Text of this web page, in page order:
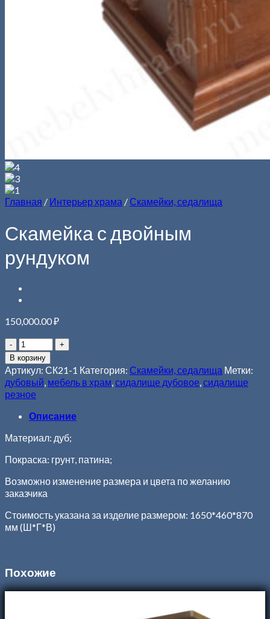
Главная / Интерьер храма / Скамейки, седалища
Скамейка с двойным
рундуком
150,000.00₽
В корзину
Артикул: СК21-1 Категория: Скамейки, седалища Метки:
дубовый, мебель в храм,сидалище дубовое,сидалище
резное
Описание
Материал: дуб;
Покраска: грунт, патина;
Возможно изменение размера и цвета по желанию
заказчика
Стоимость указана за изделие размером: 1650*460*870
мм (Ш*Г*В)
Похожие